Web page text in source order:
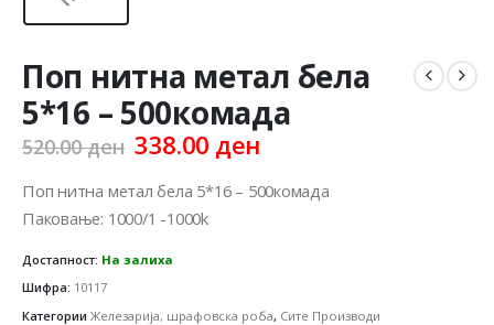
Поп нитна метал бела
5*16 – 500комада
520.00ден Original
was:
520.00 ден.
338.00 денCurrent
is:
Поп нитна метал бела 5*16 – 500комада
Паковање: 1000/1 -1000k
Достапност: На залиха
Шифра: 10117
Категории Железарија, шрафовска роба, Сите Производи